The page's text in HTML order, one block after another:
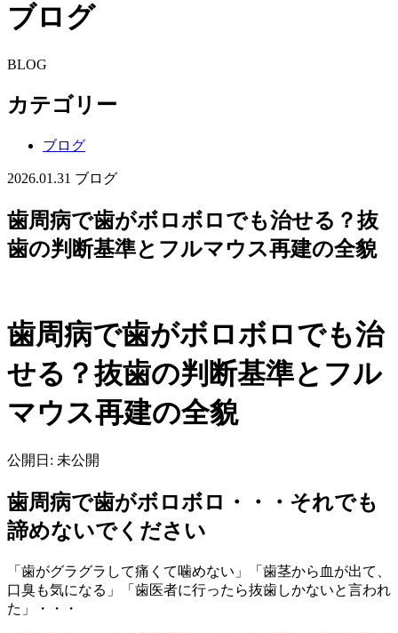
ブログ
BLOG
カテゴリー
ブログ
2026.01.31 ブログ
歯周病で歯がボロボロでも治せる？抜
歯の判断基準とフルマウス再建の全貌
歯周病で歯がボロボロでも治
せる？抜歯の判断基準とフル
マウス再建の全貌
公開日: 未公開
歯周病で歯がボロボロ・・・それでも
諦めないでください
「歯がグラグラして痛くて噛めない」「歯茎から血が出て、
口臭も気になる」「歯医者に行ったら抜歯しかないと言われ
た」・・・